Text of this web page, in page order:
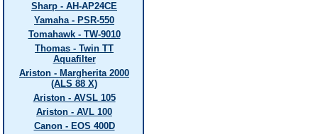
Sharp - AH-AP24CE
Yamaha - PSR-550
Tomahawk - TW-9010
Thomas - Twin TT
Aquafilter
Ariston - Margherita 2000
(ALS 88 X)
Ariston - AVSL 105
Ariston - AVL 100
Canon - EOS 400D